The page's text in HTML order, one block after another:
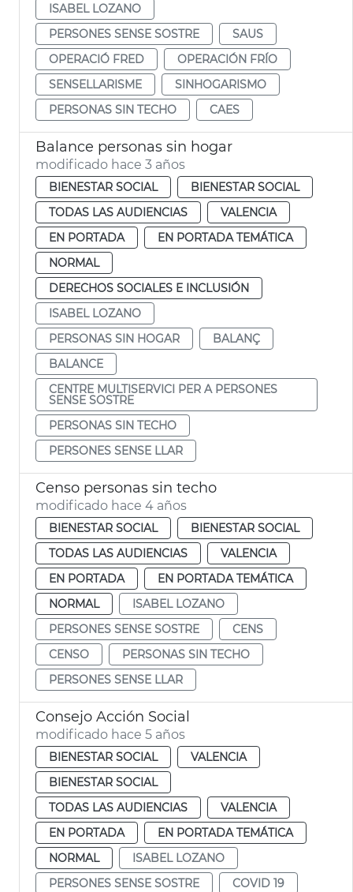
ISABEL LOZANO
PERSONES SENSE SOSTRE
SAUS
OPERACIÓ FRED
OPERACIÓN FRÍO
SENSELLARISME
SINHOGARISMO
PERSONAS SIN TECHO
CAES
Balance personas sin hogar
modificado hace 3 años
BIENESTAR SOCIAL
BIENESTAR SOCIAL
TODAS LAS AUDIENCIAS
VALENCIA
EN PORTADA
EN PORTADA TEMÁTICA
NORMAL
DERECHOS SOCIALES E INCLUSIÓN
ISABEL LOZANO
PERSONAS SIN HOGAR
BALANÇ
BALANCE
CENTRE MULTISERVICI PER A PERSONES
SENSE SOSTRE
PERSONAS SIN TECHO
PERSONES SENSE LLAR
Censo personas sin techo
modificado hace 4 años
BIENESTAR SOCIAL
BIENESTAR SOCIAL
TODAS LAS AUDIENCIAS
VALENCIA
EN PORTADA
EN PORTADA TEMÁTICA
NORMAL
ISABEL LOZANO
PERSONES SENSE SOSTRE
CENS
CENSO
PERSONAS SIN TECHO
PERSONES SENSE LLAR
Consejo Acción Social
modificado hace 5 años
BIENESTAR SOCIAL
VALENCIA
BIENESTAR SOCIAL
TODAS LAS AUDIENCIAS
VALENCIA
EN PORTADA
EN PORTADA TEMÁTICA
NORMAL
ISABEL LOZANO
PERSONES SENSE SOSTRE
COVID 19